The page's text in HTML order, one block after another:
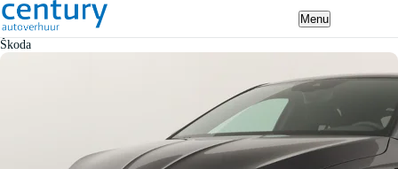
Menu
Škoda